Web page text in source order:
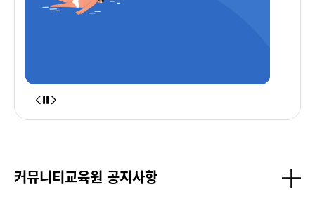
⏸
커뮤니티교육원 공지사항